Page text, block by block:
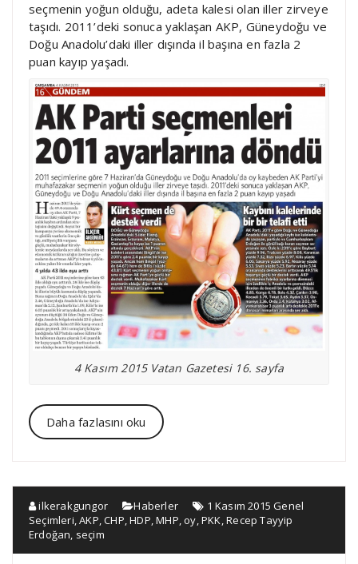
seçmenin yoğun olduğu, adeta kalesi olan iller zirveye
taşıdı. 2011’deki sonuca yaklaşan AKP, Güneydoğu ve
Doğu Anadolu’daki iller dışında il başına en fazla 2
puan kayıp yaşadı.
4 Kasım 2015 Vatan Gazetesi 16. sayfa
Daha fazlasını oku
ilkerakgungor Haberler
1 Kasım 2015 Genel
Seçimleri,AKP,CHP,HDP,MHP,oy,PKK,Recep Tayyip
Erdoğan, seçim